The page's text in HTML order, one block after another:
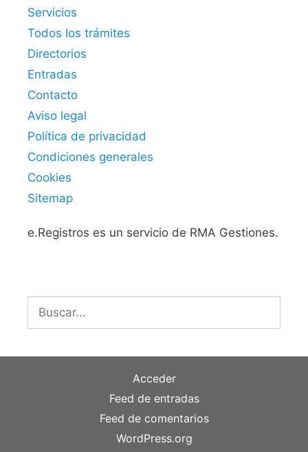
Servicios
Todos los trámites
Directorios
Entradas
Contacto
Aviso legal
Política de privacidad
Condiciones generales
Cookies
Sitemap
e.Registros es un servicio de RMA Gestiones.
Buscar:
Acceder
Feed de entradas
Feed de comentarios
WordPress.org